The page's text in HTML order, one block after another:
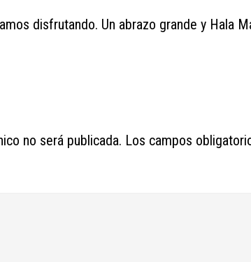
disfrutando. Un abrazo grande y Hala
no será publicada. Los campos